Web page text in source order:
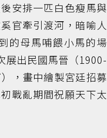
安排一匹白色瘦馬與
官牽引渡河，暗喻人
的母馬哺餵小馬的場
展出民國馬晉（1900-
，畫中繪製宮廷招募
戰亂期間祝願天下太